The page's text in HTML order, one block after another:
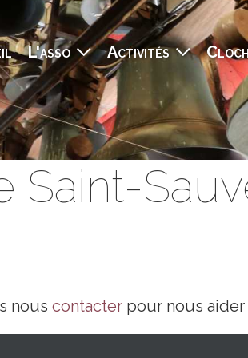
principale
L'asso Activités
Saint-
nous contacter pour nous